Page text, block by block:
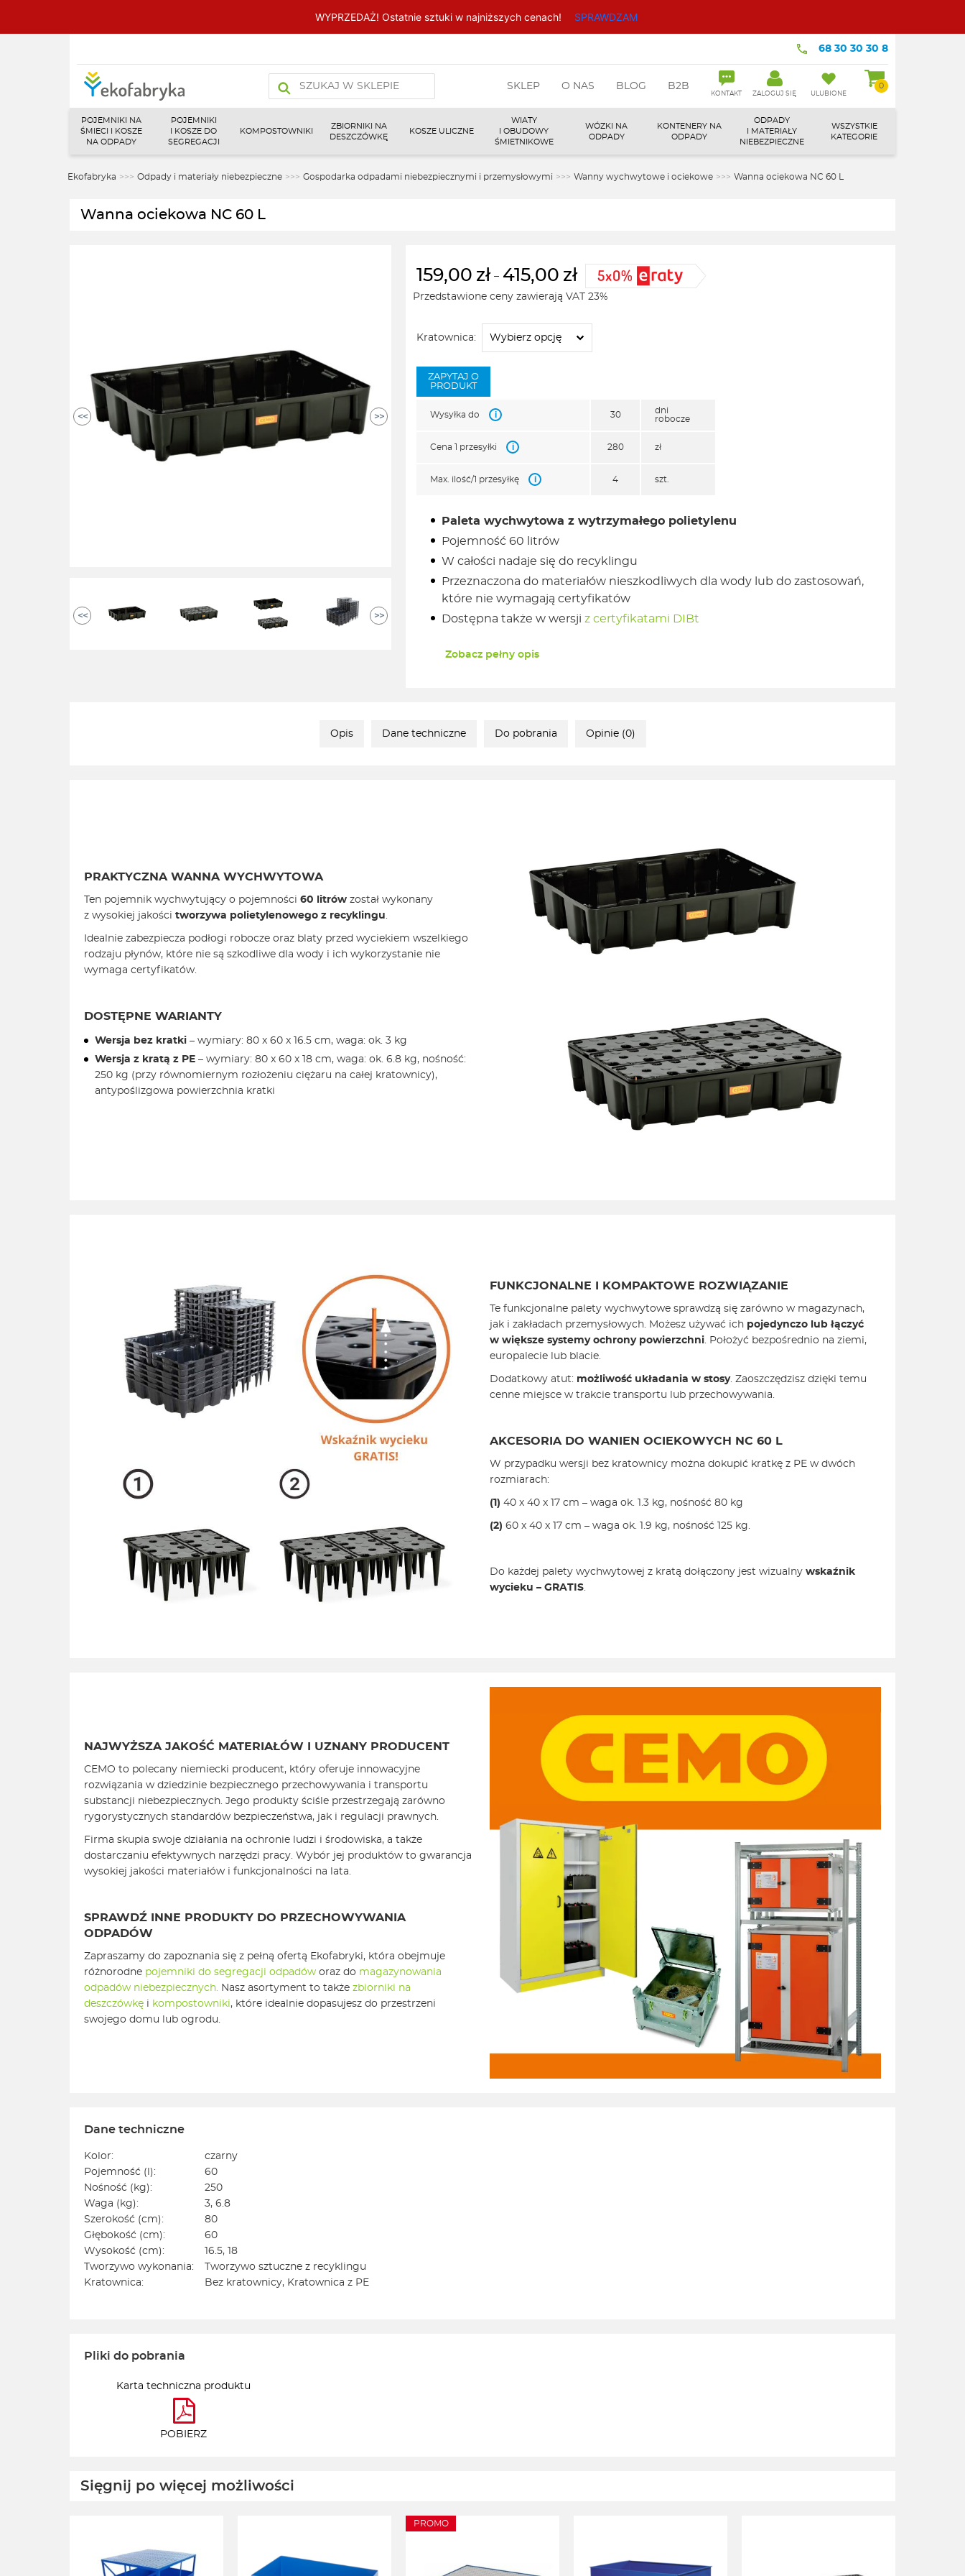
WYPRZEDAŻ! Ostatnie sztuki w najniższych cenach! SPRAWDZAM
68 30 30 30 8
produktów
SKLEP O NAS BLOG B2B
KONTAKT ZALOGUJ SIĘ ULUBIONE
0
POJEMNIKI NA
ŚMIECI I KOSZE
NA ODPADY
POJEMNIKI
I KOSZE DO
SEGREGACJI
KOMPOSTOWNIKI
ZBIORNIKI NA
DESZCZÓWKĘ
KOSZE ULICZNE
WIATY
I OBUDOWY
ŚMIETNIKOWE
WÓZKI NA
ODPADY
KONTENERY NA
ODPADY
ODPADY
I MATERIAŁY
NIEBEZPIECZNE
WSZYSTKIE
KATEGORIE
Ekofabryka >>> Odpady i materiały niebezpieczne >>> Gospodarka odpadami niebezpiecznymi i przemysłowymi >>> Wanny wychwytowe i ociekowe >>> Wanna ociekowa NC 60 L
Wanna ociekowa NC 60 L
<< >>
<< >>
159,00 zł – 415,00 zł
Zakres
159,00zł
415,00zł
Przedstawione ceny zawierają VAT 23%
Kratownica:
ZAPYTAJ O
PRODUKT
Wysyłka do i 30
dni
robocze
Cena 1 przesyłki i 280 zł
Max. ilość/1 przesyłkę i 4 szt.
Paleta wychwytowa z wytrzymałego polietylenu
Pojemność 60 litrów
W całości nadaje się do recyklingu
Przeznaczona do materiałów nieszkodliwych dla wody lub do zastosowań,
które nie wymagają certyfikatów
Dostępna także w wersji z certyfikatami DIBt
Zobacz pełny opis
Opis Dane techniczne Do pobrania Opinie (0)
PRAKTYCZNA WANNA WYCHWYTOWA
Ten pojemnik wychwytujący o pojemności 60 litrów został wykonany
z wysokiej jakości tworzywa polietylenowego z recyklingu.
Idealnie zabezpiecza podłogi robocze oraz blaty przed wyciekiem wszelkiego
rodzaju płynów, które nie są szkodliwe dla wody i ich wykorzystanie nie
wymaga certyfikatów.
DOSTĘPNE WARIANTY
Wersja bez kratki – wymiary: 80 x 60 x 16.5 cm, waga: ok. 3 kg
Wersja z kratą z PE – wymiary: 80 x 60 x 18 cm, waga: ok. 6.8 kg, nośność:
250 kg (przy równomiernym rozłożeniu ciężaru na całej kratownicy),
antypoślizgowa powierzchnia kratki
FUNKCJONALNE I KOMPAKTOWE ROZWIĄZANIE
Te funkcjonalne palety wychwytowe sprawdzą się zarówno w magazynach,
jak i zakładach przemysłowych. Możesz używać ich pojedynczo lub łączyć
w większe systemy ochrony powierzchni. Położyć bezpośrednio na ziemi,
europalecie lub blacie.
Dodatkowy atut: możliwość układania w stosy. Zaoszczędzisz dzięki temu
cenne miejsce w trakcie transportu lub przechowywania.
AKCESORIA DO WANIEN OCIEKOWYCH NC 60 L
W przypadku wersji bez kratownicy można dokupić kratkę z PE w dwóch
rozmiarach:
(1) 40 x 40 x 17 cm – waga ok. 1.3 kg, nośność 80 kg
(2) 60 x 40 x 17 cm – waga ok. 1.9 kg, nośność 125 kg.
Do każdej palety wychwytowej z kratą dołączony jest wizualny wskaźnik
wycieku – GRATIS.
NAJWYŻSZA JAKOŚĆ MATERIAŁÓW I UZNANY PRODUCENT
CEMO to polecany niemiecki producent, który oferuje innowacyjne
rozwiązania w dziedzinie bezpiecznego przechowywania i transportu
substancji niebezpiecznych. Jego produkty ściśle przestrzegają zarówno
rygorystycznych standardów bezpieczeństwa, jak i regulacji prawnych.
Firma skupia swoje działania na ochronie ludzi i środowiska, a także
dostarczaniu efektywnych narzędzi pracy. Wybór jej produktów to gwarancja
wysokiej jakości materiałów i funkcjonalności na lata.
SPRAWDŹ INNE PRODUKTY DO PRZECHOWYWANIA
ODPADÓW
Zapraszamy do zapoznania się z pełną ofertą Ekofabryki, która obejmuje
różnorodne pojemniki do segregacji odpadów oraz do magazynowania
odpadów niebezpiecznych. Nasz asortyment to także zbiorniki na
deszczówkę i kompostowniki, które idealnie dopasujesz do przestrzeni
swojego domu lub ogrodu.
Dane techniczne
Kolor:
czarny
Pojemność (l):
60
Nośność (kg):
250
Waga (kg):
3, 6.8
Szerokość (cm):
80
Głębokość (cm):
60
Wysokość (cm):
16.5, 18
Tworzywo wykonania:
Tworzywo sztuczne z recyklingu
Kratownica:
Bez kratownicy, Kratownica z PE
Pliki do pobrania
Karta techniczna produktu
POBIERZ
Sięgnij po więcej możliwości
PROMO